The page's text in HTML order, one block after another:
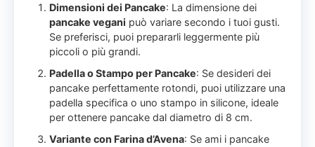
Dimensioni dei Pancake: La dimensione dei
pancake vegani può variare secondo i tuoi gusti.
Se preferisci, puoi prepararli leggermente più
piccoli o più grandi.
Padella o Stampo per Pancake: Se desideri dei
pancake perfettamente rotondi, puoi utilizzare una
padella specifica o uno stampo in silicone, ideale
per ottenere pancake dal diametro di 8 cm.
Variante con Farina d’Avena: Se ami i pancake